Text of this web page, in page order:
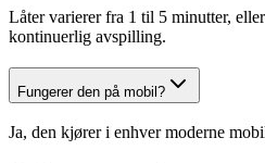
Låter varierer fra 1 til 5 minutter,
kontinuerlig avspilling.
Fungerer den på mobil?
Ja, den kjører i enhver moderne